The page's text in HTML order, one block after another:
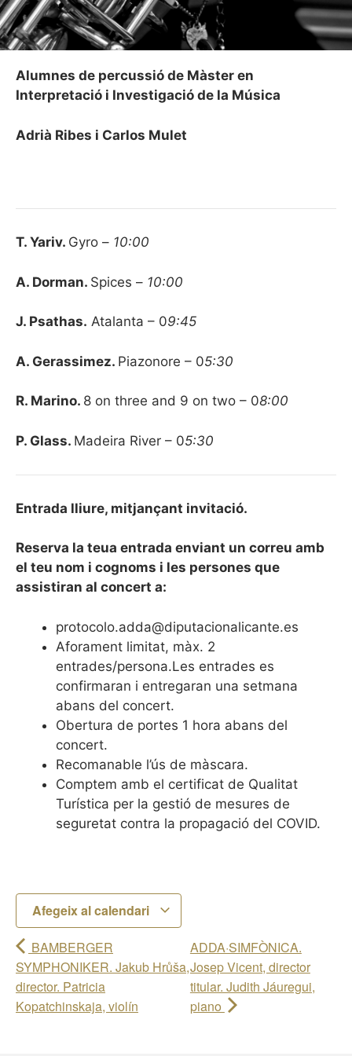
Alumnes de percussió de Màster en
Interpretació i Investigació de la Música
Adrià Ribes i Carlos Mulet
T. Yariv. Gyro – 10:00
A. Dorman. Spices – 10:00
J. Psathas. Atalanta – 09:45
A. Gerassimez. Piazonore – 05:30
R. Marino. 8 on three and 9 on two – 08:00
P. Glass. Madeira River – 05:30
Entrada lliure, mitjançant invitació.
Reserva la teua entrada enviant un correu amb
el teu nom i cognoms i les persones que
assistiran al concert a:
protocolo.adda@diputacionalicante.es
Aforament limitat, màx. 2
entrades/persona.Les entrades es
confirmaran i entregaran una setmana
abans del concert.
Obertura de portes 1 hora abans del
concert.
Recomanable l’ús de màscara.
Comptem amb el certificat de Qualitat
Turística per la gestió de mesures de
seguretat contra la propagació del COVID.
Afegeix al calendari
BAMBERGER
SYMPHONIKER. Jakub Hrůša,
director. Patricia
Kopatchinskaja, violín
ADDA·SIMFÒNICA.
Josep Vicent, director
titular. Judith Jáuregui,
piano